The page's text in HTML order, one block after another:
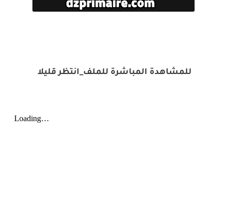
للمشاهدة المباشرة للملف_انتظر قليلا